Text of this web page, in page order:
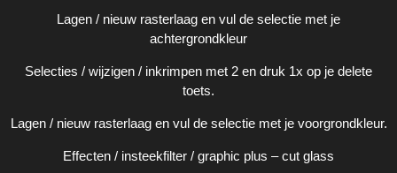
Lagen / nieuw rasterlaag en vul de selectie met je
achtergrondkleur
Selecties / wijzigen / inkrimpen met 2 en druk 1x op je delete
toets.
Lagen / nieuw rasterlaag en vul de selectie met je voorgrondkleur.
Effecten / insteekfilter / graphic plus – cut glass